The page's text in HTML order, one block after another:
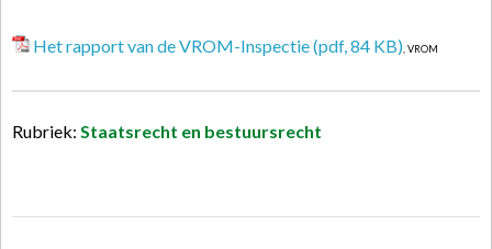
Het rapport van de VROM-Inspectie (pdf, 84 KB) , VROM
Rubriek: Staatsrecht en bestuursrecht